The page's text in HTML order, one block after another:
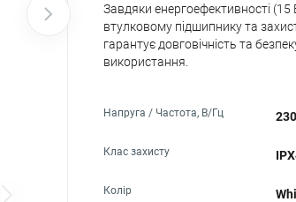
Завдяки енергоефективності (15
втулковому підшипнику та
гарантує довговічність та
використання.
Напруга / Частота, В/Гц
Клас захисту
Колір